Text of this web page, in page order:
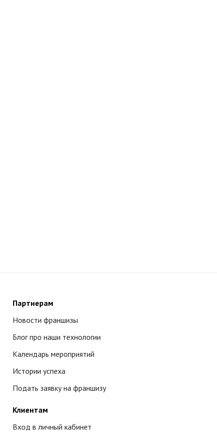
Партнерам
Новости франшизы
Блог про наши технологии
Календарь мероприятий
Истории успеха
Подать заявку на франшизу
Клиентам
Вход в личный кабинет